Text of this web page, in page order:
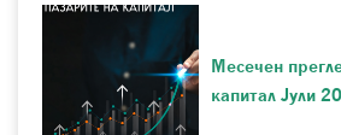
Месечен
капитал Јули